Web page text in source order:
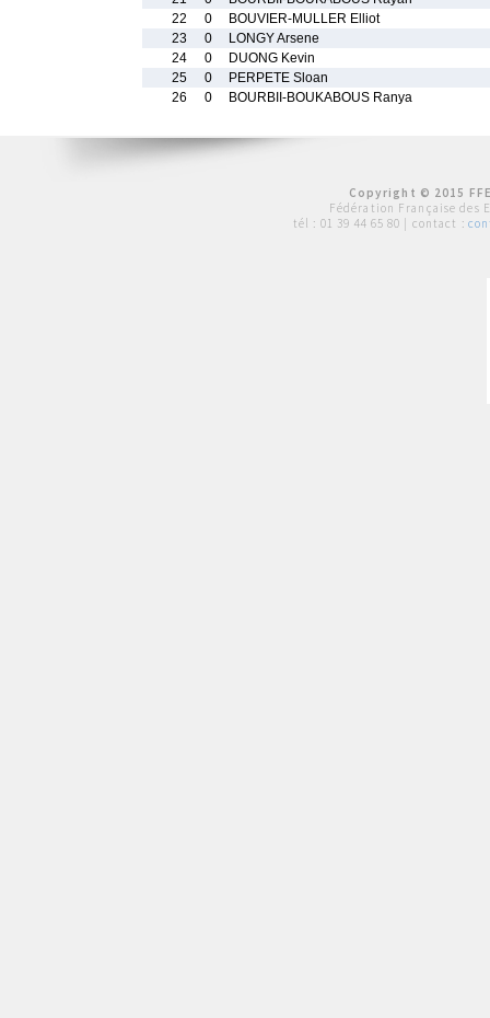
22
0
BOUVIER-MULLER Elliot
23
0
LONGY Arsene
24
0
DUONG Kevin
25
0
PERPETE Sloan
26
0 BOURBII-BOUKABOUS Ranya
Copyright © 2015
Fédération Française des
tél : 01 39 44 65 80 | contact :